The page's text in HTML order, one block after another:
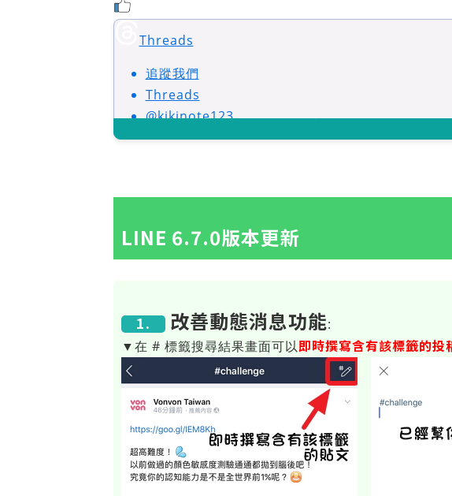
Threads
追蹤我們
Threads
@kikinote123
LINE 6.7.0版本更新
1.改善動態消息功能:
▼在 # 標籤搜尋結果畫面可以即時撰寫含有該標籤的投